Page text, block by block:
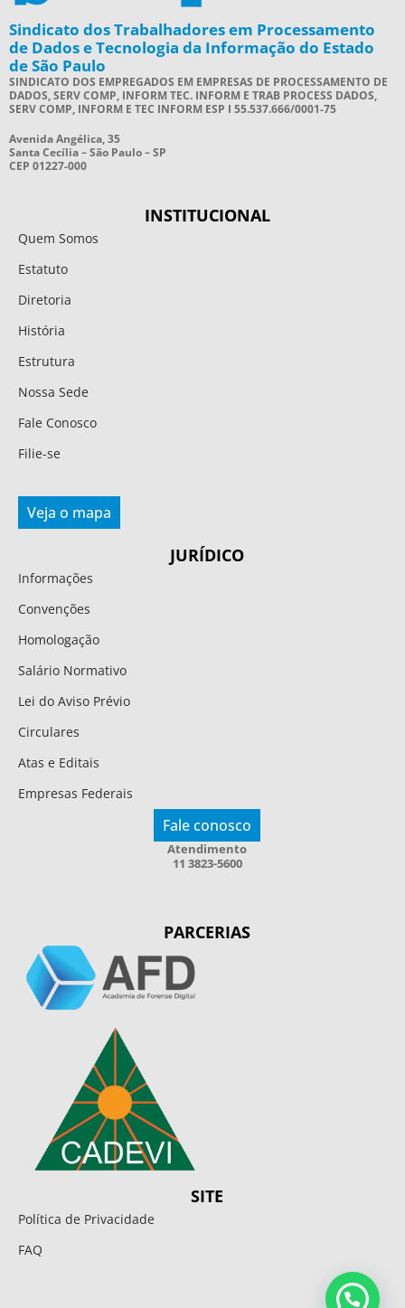
Sindicato dos Trabalhadores em Processamento
de Dados e Tecnologia da Informação do Estado
de São Paulo
SINDICATO DOS EMPREGADOS EM EMPRESAS DE PROCESSAMENTO DE
DADOS, SERV COMP, INFORM TEC. INFORM E TRAB PROCESS DADOS,
SERV COMP, INFORM E TEC INFORM ESP I 55.537.666/0001-75
Avenida Angélica, 35
Santa Cecília – São Paulo – SP
CEP 01227-000
INSTITUCIONAL
Quem Somos
Estatuto
Diretoria
História
Estrutura
Nossa Sede
Fale Conosco
Filie-se
Veja o mapa
JURÍDICO
Informações
Convenções
Homologação
Salário Normativo
Lei do Aviso Prévio
Circulares
Atas e Editais
Empresas Federais
Fale conosco
Atendimento
11 3823-5600
PARCERIAS
SITE
Política de Privacidade
FAQ